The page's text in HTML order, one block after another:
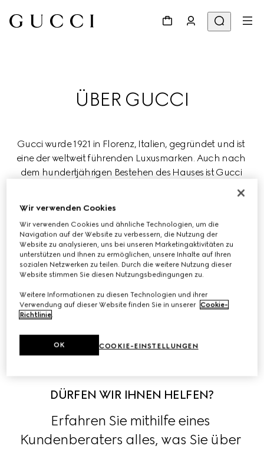
ÜBER GUCCI
Gucci wurde 1921 in Florenz, Italien, gegründet und ist
eine der weltweit führenden Luxusmarken. Auch nach
dem hundertjährigen Bestehen des Hauses ist Gucci
bestrebt, Luxus neu zu definieren und dabei Kreativität,
zelebrieren.
Gucci ist Teil des globalen Luxuskonzerns Kering, der
renommierte Häuser in den Bereichen Mode,
Lederwaren, Schmuck und Brillen führt.
Blicken Sie hinter die Kulissen der Kollektionen des
DÜRFEN WIR IHNEN HELFEN?
Erfahren Sie mithilfe eines
Kundenberaters alles, was Sie über
Wir verwenden Cookies
Wir verwenden Cookies und ähnliche Technologien, um die
Navigation auf der Website zu verbessern, die Nutzung der
Website zu analysieren, uns bei unseren Marketingaktivitäten zu
unterstützen und Ihnen zu ermöglichen, unsere Inhalte auf Ihren
sozialen Netzwerken zu teilen. Durch die weitere Nutzung dieser
Website stimmen Sie diesen Nutzungsbedingungen zu.
Weitere Informationen zu diesen Technologien und ihrer
Verwendung auf dieser Website finden Sie in unserer Cookie-
Richtlinie.
COOKIE-EINSTELLUNGEN
OK